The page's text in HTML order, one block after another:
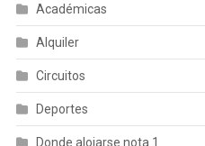
Académicas
Alquiler
Circuitos
Deportes
Donde alojarse nota 1